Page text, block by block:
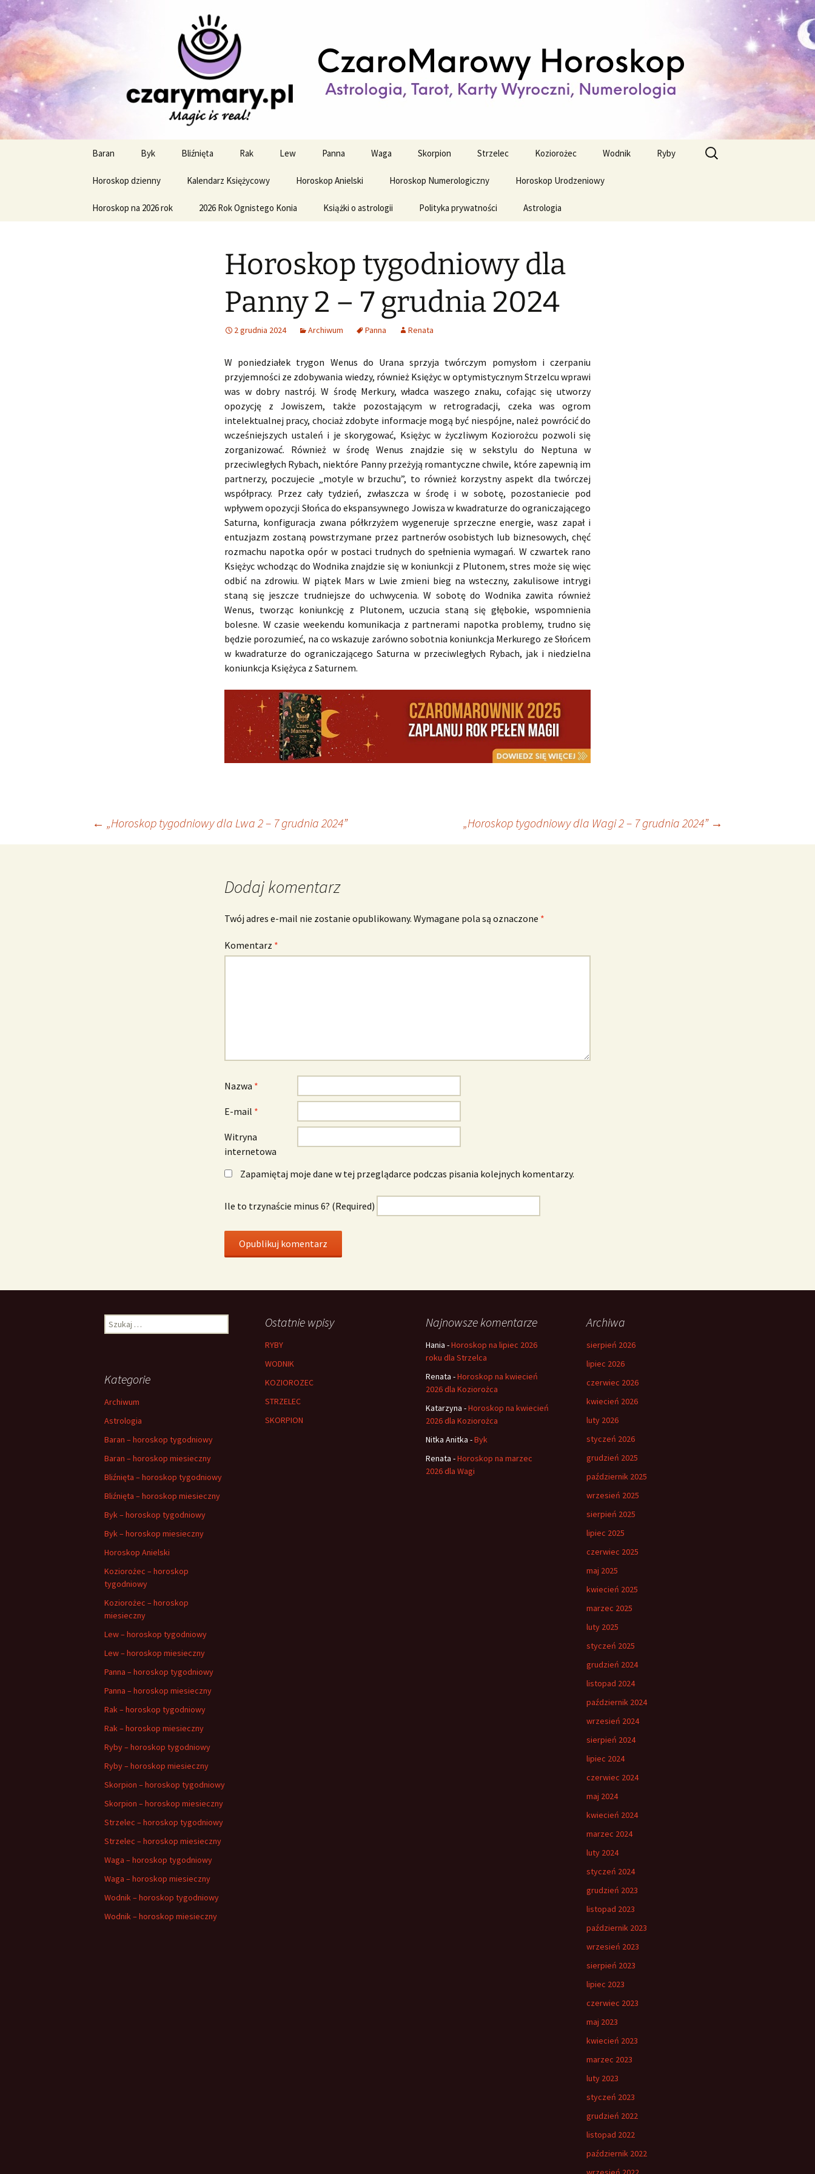
CzaroMarowy horoskop dzienny,
miesięczny i tygodniowy
Profesjonalne przepowiednie astrologiczne
treści
Baran Byk Bliźnięta Rak Lew Panna Waga Skorpion Strzelec Koziorożec Wodnik Ryby
Horoskop dzienny Kalendarz Księżycowy Horoskop Anielski Horoskop Numerologiczny Horoskop Urodzeniowy
Horoskop na 2026 rok 2026 Rok Ognistego Konia Książki o astrologii Polityka prywatności Astrologia
Szukaj:
Horoskop tygodniowy dla
Panny 2 – 7 grudnia 2024
2 grudnia 2024 Archiwum Panna Renata
W poniedziałek trygon Wenus do Urana sprzyja twórczym pomysłom i czerpaniu
przyjemności ze zdobywania wiedzy, również Księżyc w optymistycznym Strzelcu wprawi
was w dobry nastrój. W środę Merkury, władca waszego znaku, cofając się utworzy
opozycję z Jowiszem, także pozostającym w retrogradacji, czeka was ogrom
intelektualnej pracy, chociaż zdobyte informacje mogą być niespójne, należ powrócić do
wcześniejszych ustaleń i je skorygować, Księżyc w życzliwym Koziorożcu pozwoli się
zorganizować. Również w środę Wenus znajdzie się w sekstylu do Neptuna w
przeciwległych Rybach, niektóre Panny przeżyją romantyczne chwile, które zapewnią im
partnerzy, poczujecie „motyle w brzuchu”, to również korzystny aspekt dla twórczej
współpracy. Przez cały tydzień, zwłaszcza w środę i w sobotę, pozostaniecie pod
wpływem opozycji Słońca do ekspansywnego Jowisza w kwadraturze do ograniczającego
Saturna, konfiguracja zwana półkrzyżem wygeneruje sprzeczne energie, wasz zapał i
entuzjazm zostaną powstrzymane przez partnerów osobistych lub biznesowych, chęć
rozmachu napotka opór w postaci trudnych do spełnienia wymagań. W czwartek rano
Księżyc wchodząc do Wodnika znajdzie się w koniunkcji z Plutonem, stres może się więc
odbić na zdrowiu. W piątek Mars w Lwie zmieni bieg na wsteczny, zakulisowe intrygi
staną się jeszcze trudniejsze do uchwycenia. W sobotę do Wodnika zawita również
Wenus, tworząc koniunkcję z Plutonem, uczucia staną się głębokie, wspomnienia
bolesne. W czasie weekendu komunikacja z partnerami napotka problemy, trudno się
będzie porozumieć, na co wskazuje zarówno sobotnia koniunkcja Merkurego ze Słońcem
w kwadraturze do ograniczającego Saturna w przeciwległych Rybach, jak i niedzielna
koniunkcja Księżyca z Saturnem.
Nawigacja
← „Horoskop tygodniowy dla Lwa 2 – 7 grudnia 2024” „Horoskop tygodniowy dla Wagi 2 – 7 grudnia 2024” →
Dodaj komentarz
Twój adres e-mail nie zostanie opublikowany. Wymagane pola są oznaczone *
Komentarz *
Nazwa *
E-mail *
Witryna
internetowa
Zapamiętaj moje dane w tej przeglądarce podczas pisania kolejnych komentarzy.
Ile to trzynaście minus 6? (Required)
Szukaj: Ostatnie wpisy
RYBY
WODNIK
KOZIOROZEC
STRZELEC
SKORPION
Najnowsze komentarze
Hania -Horoskop na lipiec 2026
roku dla Strzelca
Renata -Horoskop na kwiecień
2026 dla Koziorożca
Katarzyna -Horoskop na kwiecień
2026 dla Koziorożca
Nitka Anitka -Byk
Renata -Horoskop na marzec
2026 dla Wagi
Archiwa
sierpień 2026
lipiec 2026
czerwiec 2026
kwiecień 2026
luty 2026
styczeń 2026
grudzień 2025
październik 2025
wrzesień 2025
sierpień 2025
lipiec 2025
czerwiec 2025
maj 2025
kwiecień 2025
marzec 2025
luty 2025
styczeń 2025
grudzień 2024
listopad 2024
październik 2024
wrzesień 2024
sierpień 2024
lipiec 2024
czerwiec 2024
maj 2024
kwiecień 2024
marzec 2024
luty 2024
styczeń 2024
grudzień 2023
listopad 2023
październik 2023
wrzesień 2023
sierpień 2023
lipiec 2023
czerwiec 2023
maj 2023
kwiecień 2023
marzec 2023
luty 2023
styczeń 2023
grudzień 2022
listopad 2022
październik 2022
Kategorie
Archiwum
Astrologia
Baran – horoskop tygodniowy
Baran – horoskop miesieczny
Bliźnięta – horoskop tygodniowy
Bliźnięta – horoskop miesieczny
Byk – horoskop tygodniowy
Byk – horoskop miesieczny
Horoskop Anielski
Koziorożec – horoskop
tygodniowy
Koziorożec – horoskop
miesieczny
Lew – horoskop tygodniowy
Lew – horoskop miesieczny
Panna – horoskop tygodniowy
Panna – horoskop miesieczny
Rak – horoskop tygodniowy
Rak – horoskop miesieczny
Ryby – horoskop tygodniowy
Ryby – horoskop miesieczny
Skorpion – horoskop tygodniowy
Skorpion – horoskop miesieczny
Strzelec – horoskop tygodniowy
Strzelec – horoskop miesieczny
Waga – horoskop tygodniowy
Waga – horoskop miesieczny
Wodnik – horoskop tygodniowy
Wodnik – horoskop miesieczny